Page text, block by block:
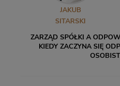
JAKUB
SITARSKI
ZARZĄD SPÓŁKI A
KIEDY ZACZYNA SIĘ